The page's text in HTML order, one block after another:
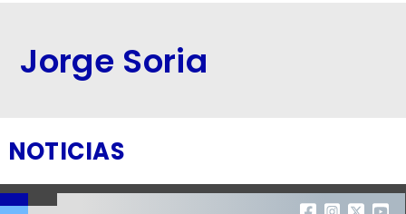
Jorge Soria
NOTICIAS